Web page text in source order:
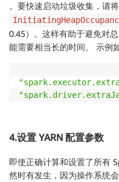
。要快速启动垃圾收集，请将
0.45）。这样有助于避免对
能需要相当长的时间。 示例
4.设置 YARN 配置参数
即使正确计算和设置了所有
然时有发生，因为操作系统